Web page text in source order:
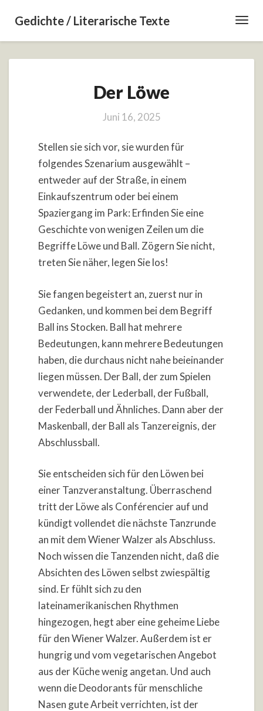
Gedichte / Literarische Texte
Löwe
Der Löwe
Juni 16, 2025
Stellen sie sich vor, sie wurden für
folgendes Szenarium ausgewählt –
entweder auf der Straße, in einem
Einkaufszentrum oder bei einem
Spaziergang im Park: Erfinden Sie eine
Geschichte von wenigen Zeilen um die
Begriffe Löwe und Ball. Zögern Sie nicht,
treten Sie näher, legen Sie los!
Sie fangen begeistert an, zuerst nur in
Gedanken, und kommen bei dem Begriff
Ball ins Stocken. Ball hat mehrere
Bedeutungen, kann mehrere Bedeutungen
haben, die durchaus nicht nahe beieinander
liegen müssen. Der Ball, der zum Spielen
verwendete, der Lederball, der Fußball,
der Federball und Ähnliches. Dann aber der
Maskenball, der Ball als Tanzereignis, der
Abschlussball.
Sie entscheiden sich für den Löwen bei
einer Tanzveranstaltung. Überraschend
tritt der Löwe als Conférencier auf und
kündigt vollendet die nächste Tanzrunde
an mit dem Wiener Walzer als Abschluss.
Noch wissen die Tanzenden nicht, daß die
Absichten des Löwen selbst zwiespältig
sind. Er fühlt sich zu den
lateinamerikanischen Rhythmen
hingezogen, hegt aber eine geheime Liebe
für den Wiener Walzer. Außerdem ist er
hungrig und vom vegetarischen Angebot
aus der Küche wenig angetan. Und auch
wenn die Deodorants für menschliche
Nasen gute Arbeit verrichten, ist der